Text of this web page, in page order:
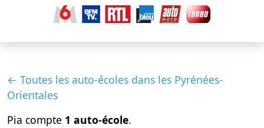
← Toutes les auto-écoles dans les Pyrénées-
Orientales
Pia compte 1 auto-école.